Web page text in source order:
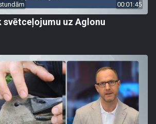
00:01:45
uz Aglonu